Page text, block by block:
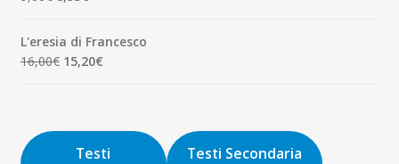
8,00€.
originale
era:
9,00€.
attuale
è:
L'eresia di Francesco
16,00€ Il
15,20€Il
15,20€.
Testi
Testi Secondaria